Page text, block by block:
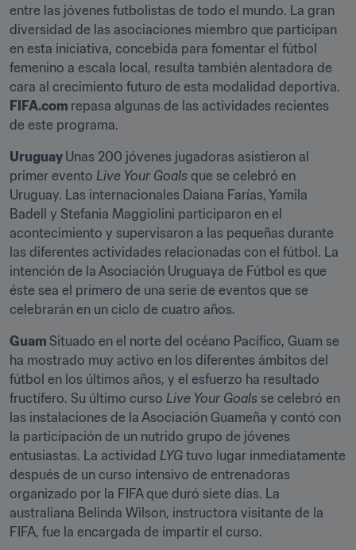
entre las jóvenes futbolistas de todo el mundo. La gran
diversidad de las asociaciones miembro que participan
en esta iniciativa, concebida para fomentar el fútbol
femenino a escala local, resulta también alentadora de
FIFA.com repasa algunas de las actividades recientes
de este programa.
Uruguay Unas 200 jóvenes jugadoras asistieron al
primer evento Live Your Goals que se celebró en
Uruguay. Las internacionales Daiana Farías, Yamila
Badell y Stefania Maggiolini participaron en el
acontecimiento y supervisaron a las pequeñas durante
las diferentes actividades relacionadas con el fútbol. La
intención de la Asociación Uruguaya de Fútbol es que
éste sea el primero de una serie de eventos que se
celebrarán en un ciclo de cuatro años.
Guam Situado en el norte del océano Pacífico, Guam se
ha mostrado muy activo en los diferentes ámbitos del
fútbol en los últimos años, y el esfuerzo ha resultado
fructífero. Su último curso Live Your Goals se celebró en
las instalaciones de la Asociación Guameña y contó con
la participación de un nutrido grupo de jóvenes
entusiastas. La actividad LYG tuvo lugar inmediatamente
después de un curso intensivo de entrenadoras
organizado por la FIFA que duró siete días. La
australiana Belinda Wilson, instructora visitante de la
FIFA, fue la encargada de impartir el curso.